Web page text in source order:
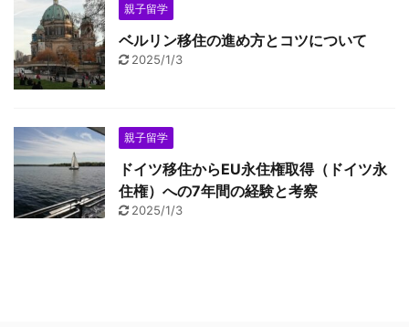
親子留学
ベルリン移住の進め方とコツについて
2025/1/3
親子留学
ドイツ移住からEU永住権取得（ドイツ永
住権）への7年間の経験と考察
2025/1/3